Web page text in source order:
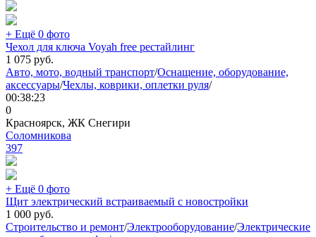
+ Ещё 0 фото
Чехол для ключа Voyah free рестайлинг
1 075 руб.
Авто, мото, водный транспорт/Оснащение, оборудование,
аксессуары/Чехлы, коврики, оплетки руля/
00:38:23
0
Красноярск, ЖК Снегири
Соломникова
397
+ Ещё 0 фото
Щит электрический встраиваемый с новостройки
1 000 руб.
Строительство и ремонт/Электрооборудование/Электрические